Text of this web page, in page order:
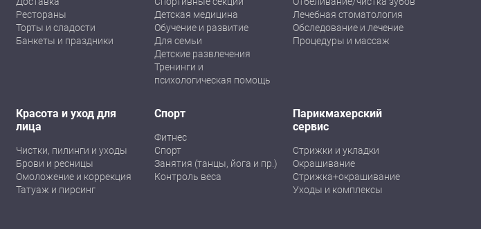
Рестораны
Торты и сладости
Банкеты и праздники
Детская медицина
Обучение и развитие
Для семьи
Детские развлечения
Тренинги и
психологическая помощь
Лечебная стоматология
Обследование и лечение
Процедуры и массаж
Красота и уход для
лица
Чистки, пилинги и уходы
Брови и ресницы
Омоложение и коррекция
Татуаж и пирсинг
Спорт
Фитнес
Спорт
Занятия (танцы, йога и пр.)
Контроль веса
Парикмахерский
сервис
Стрижки и укладки
Окрашивание
Стрижка+окрашивание
Уходы и комплексы